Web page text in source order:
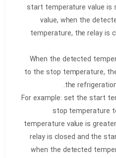
start temperature value is
value, when the
temperature, the relay is
When the detected
to the stop temperature,
the
For example: set the start
stop temperature
temperature value is
relay is closed and the
when the detected